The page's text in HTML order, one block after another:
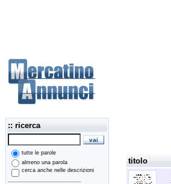
:: ricerca
tutte le parole
almeno una parola
cerca anche nelle descrizioni
titolo